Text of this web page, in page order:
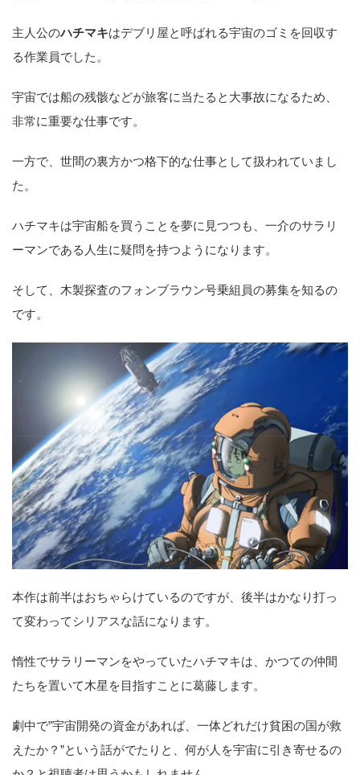
主人公のハチマキはデブリ屋と呼ばれる宇宙のゴミを回収す
る作業員でした。
宇宙では船の残骸などが旅客に当たると大事故になるため、
非常に重要な仕事です。
一方で、世間の裏方かつ格下的な仕事として扱われていまし
た。
ハチマキは宇宙船を買うことを夢に見つつも、一介のサラリ
ーマンである人生に疑問を持つようになります。
そして、木製探査のフォンブラウン号乗組員の募集を知るの
です。
本作は前半はおちゃらけているのですが、後半はかなり打っ
て変わってシリアスな話になります。
惰性でサラリーマンをやっていたハチマキは、かつての仲間
たちを置いて木星を目指すことに葛藤します。
劇中で”宇宙開発の資金があれば、一体どれだけ貧困の国が救
えたか？”という話がでたりと、何が人を宇宙に引き寄せるの